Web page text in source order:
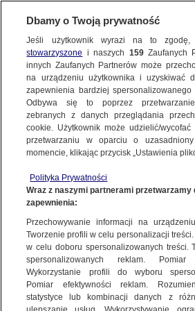
BIURO REKLAMY TVN MEDIA
HBO MAX
Player.pl
TVN24 +
TVN
TVN7
TTV
METRO.TV​
TVN24.pl
DiscoveryChannel.pl
TVN Style
Travel Channel​
HGTV
Food Network
TVNFABULA.PL
Dzień Dobry
Co za Tydzień
REWOLUCJE W
RAJSKA MIŁOŚĆ
ŻYCIE JAK W
Dbamy o Twoją prywatność
Jeśli użytkownik wyrazi na to
stowarzyszone i naszych 159Zaufanych
innych Zaufanych Partnerów może
na urządzeniu użytkownika i uzyskiwać
zapewnienia bardziej
Odbywa się to poprzez
zebranych z danych przeglądania
cookie. Użytkownik może udzielić/
przetwarzaniu w oparciu o
momencie, klikając przycisk „Ustawienia
Polityka Prywatności
Wraz z naszymi partnerami przetwarzamy
zapewnienia:
Przechowywanie informacji na
Tworzenie profili w celu personalizacji
w celu doboru spersonalizowanych treści.
spersonalizowanych reklam. Pomiar
Wykorzystanie profili do wyboru
Pomiar efektywności reklam.
statystyce lub kombinacji danych z